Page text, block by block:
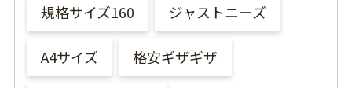
規格サイズ160 ジャストニーズ
A4サイズ 格安ギザギザ